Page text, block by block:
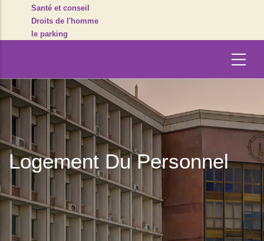
Santé et conseil
Droits de l'homme
le parking
Logement Du Personnel